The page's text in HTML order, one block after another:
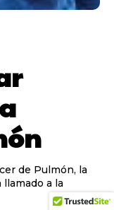
de Pulmón, la
a la